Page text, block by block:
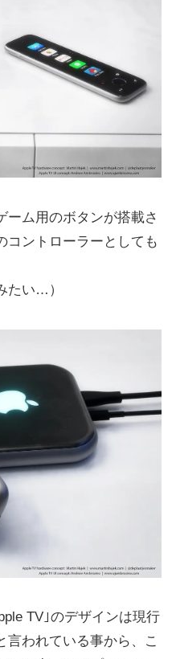
ーム用のボタンが搭載さ
コントローラーとしても
たい…）
TV｣のデザインは現行
言われている事から、こ